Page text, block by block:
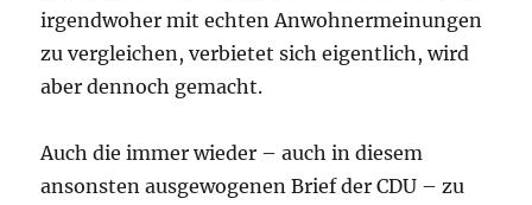
irgendwoher mit echten Anwohnermeinungen
zu vergleichen, verbietet sich eigentlich, wird
aber dennoch gemacht.
Auch die immer wieder – auch in diesem
ansonsten ausgewogenen Brief der CDU – zu